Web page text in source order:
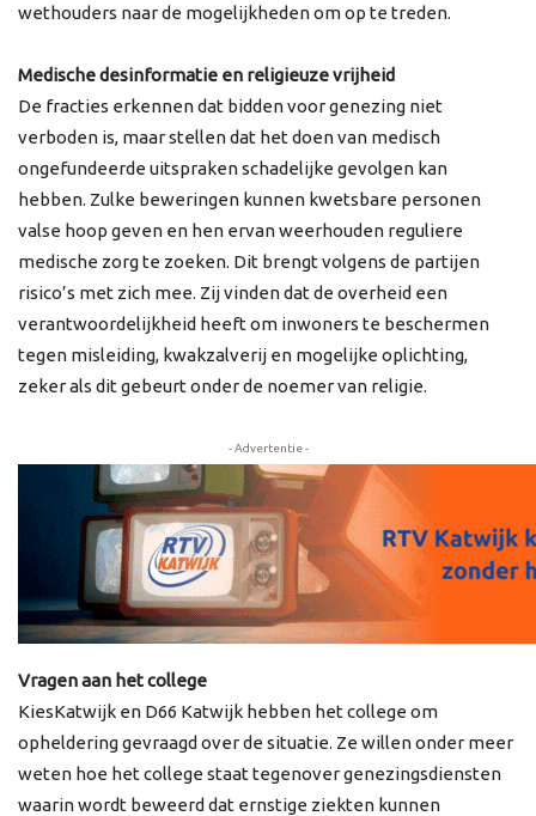
wethouders naar de mogelijkheden om op te treden.
Medische desinformatie en religieuze vrijheid
De fracties erkennen dat bidden voor genezing niet
verboden is, maar stellen dat het doen van medisch
ongefundeerde uitspraken schadelijke gevolgen kan
hebben. Zulke beweringen kunnen kwetsbare personen
valse hoop geven en hen ervan weerhouden reguliere
medische zorg te zoeken. Dit brengt volgens de partijen
risico’s met zich mee. Zij vinden dat de overheid een
verantwoordelijkheid heeft om inwoners te beschermen
tegen misleiding, kwakzalverij en mogelijke oplichting,
zeker als dit gebeurt onder de noemer van religie.
- Advertentie -
Vragen aan het college
KiesKatwijk en D66 Katwijk hebben het college om
opheldering gevraagd over de situatie. Ze willen onder meer
weten hoe het college staat tegenover genezingsdiensten
waarin wordt beweerd dat ernstige ziekten kunnen